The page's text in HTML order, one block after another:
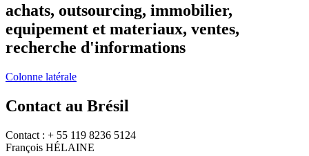
achats, outsourcing, immobilier,
equipement et materiaux, ventes,
recherche d'informations
Colonne latérale
Contact au Brésil
Contact : + 55 119 8236 5124
François HÉLAINE